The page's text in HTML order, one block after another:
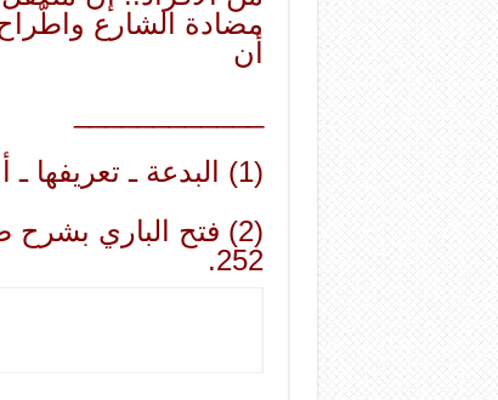
مضادة الشارع
أن
(1) البدعة ـ تعريفها ـ أنواعها ـ أحكامها، لصالح الفوزان: 8.
252.